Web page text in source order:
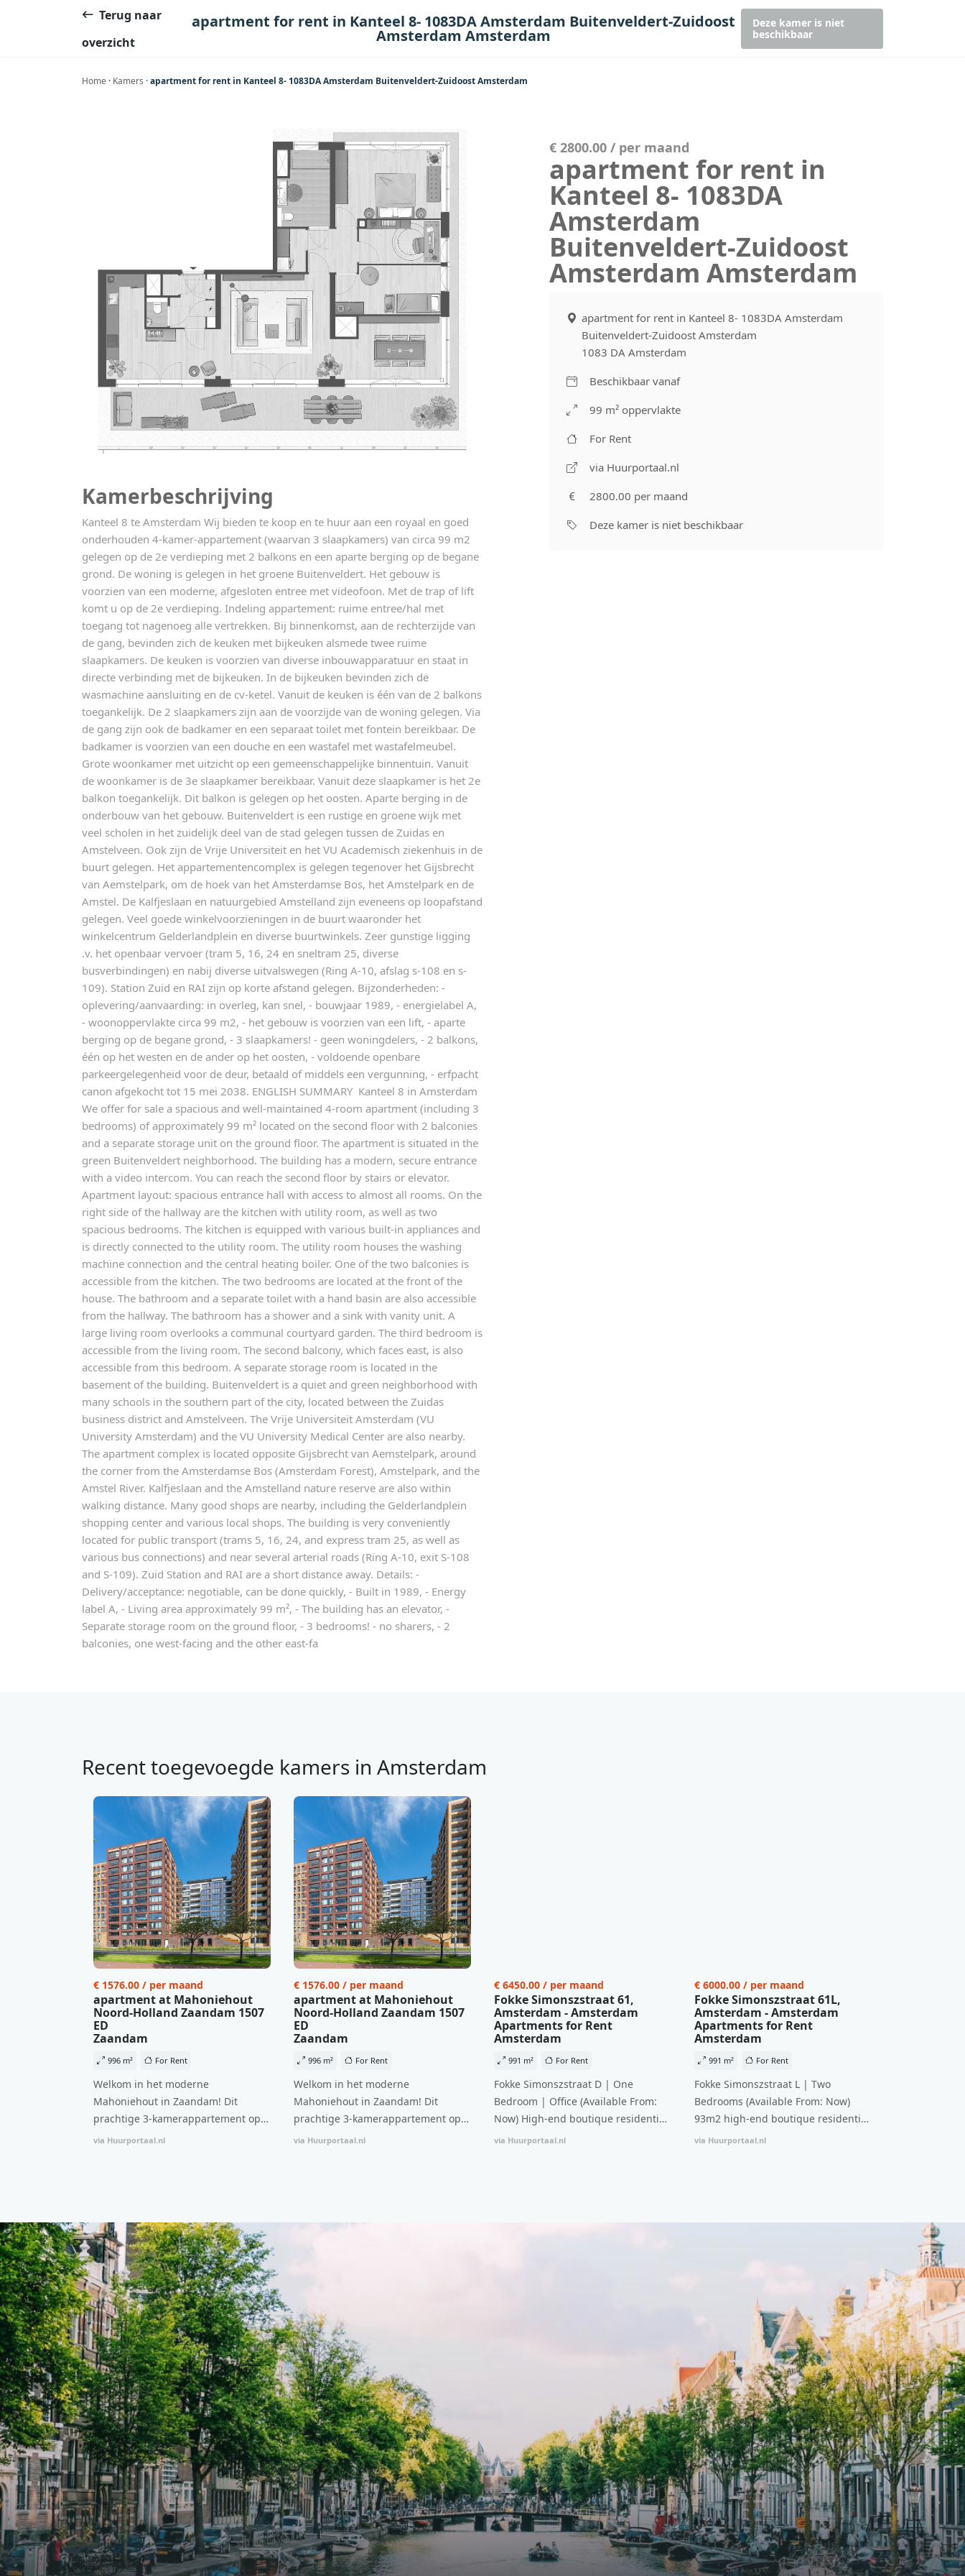
Terug naar
overzicht
apartment for rent in Kanteel 8- 1083DA Amsterdam Buitenveldert-Zuidoost
Amsterdam Amsterdam
Deze kamer is niet
beschikbaar
Home · Kamers ·apartment for rent in Kanteel 8- 1083DA Amsterdam Buitenveldert-Zuidoost Amsterdam
Kamerbeschrijving
Kanteel 8 te Amsterdam Wij bieden te koop en te huur aan een royaal en goed
onderhouden 4-kamer-appartement (waarvan 3 slaapkamers) van circa 99 m2
gelegen op de 2e verdieping met 2 balkons en een aparte berging op de begane
grond. De woning is gelegen in het groene Buitenveldert. Het gebouw is
voorzien van een moderne, afgesloten entree met videofoon. Met de trap of lift
komt u op de 2e verdieping. Indeling appartement: ruime entree/hal met
toegang tot nagenoeg alle vertrekken. Bij binnenkomst, aan de rechterzijde van
de gang, bevinden zich de keuken met bijkeuken alsmede twee ruime
slaapkamers. De keuken is voorzien van diverse inbouwapparatuur en staat in
directe verbinding met de bijkeuken. In de bijkeuken bevinden zich de
wasmachine aansluiting en de cv-ketel. Vanuit de keuken is één van de 2 balkons
toegankelijk. De 2 slaapkamers zijn aan de voorzijde van de woning gelegen. Via
de gang zijn ook de badkamer en een separaat toilet met fontein bereikbaar. De
badkamer is voorzien van een douche en een wastafel met wastafelmeubel.
Grote woonkamer met uitzicht op een gemeenschappelijke binnentuin. Vanuit
de woonkamer is de 3e slaapkamer bereikbaar. Vanuit deze slaapkamer is het 2e
balkon toegankelijk. Dit balkon is gelegen op het oosten. Aparte berging in de
onderbouw van het gebouw. Buitenveldert is een rustige en groene wijk met
veel scholen in het zuidelijk deel van de stad gelegen tussen de Zuidas en
Amstelveen. Ook zijn de Vrije Universiteit en het VU Academisch ziekenhuis in de
buurt gelegen. Het appartementencomplex is gelegen tegenover het Gijsbrecht
van Aemstelpark, om de hoek van het Amsterdamse Bos, het Amstelpark en de
Amstel. De Kalfjeslaan en natuurgebied Amstelland zijn eveneens op loopafstand
gelegen. Veel goede winkelvoorzieningen in de buurt waaronder het
winkelcentrum Gelderlandplein en diverse buurtwinkels. Zeer gunstige ligging
.v. het openbaar vervoer (tram 5, 16, 24 en sneltram 25, diverse
busverbindingen) en nabij diverse uitvalswegen (Ring A-10, afslag s-108 en s-
109). Station Zuid en RAI zijn op korte afstand gelegen. Bijzonderheden: -
oplevering/aanvaarding: in overleg, kan snel, - bouwjaar 1989, - energielabel A,
- woonoppervlakte circa 99 m2, - het gebouw is voorzien van een lift, - aparte
berging op de begane grond, - 3 slaapkamers! - geen woningdelers, - 2 balkons,
één op het westen en de ander op het oosten, - voldoende openbare
parkeergelegenheid voor de deur, betaald of middels een vergunning, - erfpacht
canon afgekocht tot 15 mei 2038. ENGLISH SUMMARY Kanteel 8 in Amsterdam
We offer for sale a spacious and well-maintained 4-room apartment (including 3
bedrooms) of approximately 99 m² located on the second floor with 2 balconies
and a separate storage unit on the ground floor. The apartment is situated in the
green Buitenveldert neighborhood. The building has a modern, secure entrance
with a video intercom. You can reach the second floor by stairs or elevator.
Apartment layout: spacious entrance hall with access to almost all rooms. On the
right side of the hallway are the kitchen with utility room, as well as two
spacious bedrooms. The kitchen is equipped with various built-in appliances and
is directly connected to the utility room. The utility room houses the washing
machine connection and the central heating boiler. One of the two balconies is
accessible from the kitchen. The two bedrooms are located at the front of the
house. The bathroom and a separate toilet with a hand basin are also accessible
from the hallway. The bathroom has a shower and a sink with vanity unit. A
large living room overlooks a communal courtyard garden. The third bedroom is
accessible from the living room. The second balcony, which faces east, is also
accessible from this bedroom. A separate storage room is located in the
basement of the building. Buitenveldert is a quiet and green neighborhood with
many schools in the southern part of the city, located between the Zuidas
business district and Amstelveen. The Vrije Universiteit Amsterdam (VU
University Amsterdam) and the VU University Medical Center are also nearby.
The apartment complex is located opposite Gijsbrecht van Aemstelpark, around
the corner from the Amsterdamse Bos (Amsterdam Forest), Amstelpark, and the
Amstel River. Kalfjeslaan and the Amstelland nature reserve are also within
walking distance. Many good shops are nearby, including the Gelderlandplein
shopping center and various local shops. The building is very conveniently
located for public transport (trams 5, 16, 24, and express tram 25, as well as
various bus connections) and near several arterial roads (Ring A-10, exit S-108
and S-109). Zuid Station and RAI are a short distance away. Details: -
Delivery/acceptance: negotiable, can be done quickly, - Built in 1989, - Energy
label A, - Living area approximately 99 m², - The building has an elevator, -
Separate storage room on the ground floor, - 3 bedrooms! - no sharers, - 2
balconies, one west-facing and the other east-fa
€ 2800.00 / per maand
apartment for rent in
Kanteel 8- 1083DA
Amsterdam
Buitenveldert-Zuidoost
Amsterdam Amsterdam
apartment for rent in Kanteel 8- 1083DA Amsterdam
Buitenveldert-Zuidoost Amsterdam
1083 DA Amsterdam
Beschikbaar vanaf
99 m² oppervlakte
For Rent
via Huurportaal.nl
2800.00 per maand
Deze kamer is niet beschikbaar
Recent toegevoegde kamers in Amsterdam
€ 1576.00 / per maand
apartment at Mahoniehout
Noord-Holland Zaandam 1507
ED
Zaandam
996 m² For Rent
Welkom in het moderne
Mahoniehout in Zaandam! Dit
prachtige 3-kamerappartement op
de 6e verdieping biedt een ideale
van €107,50 per maand is dit een
geweldige kans voor professionals
die op zoek zijn naar een woning die
direct beschikbaar is vanaf 1 april
2026. Bij binnenkomst word je
verwelkomd in een ruime
woonkamer met open keuken,
samen goed voor 44 m² aan
leefruimte. De lichte woonkamer
biedt genoeg ruimte voor een
gezellige zithoek én een stijlvolle
eethoek. De keuken is van alle
gemakken voorzien, perfect voor het
bereiden van heerlijke maaltijden.
Vanuit de woonkamer stap je zo het
balkon op, waar je kunt genieten
van een prachtig uitzicht en een
moment van rust. De woning
beschikt over twee comfortabele
slaapkamers van respectievelijk 12,1
m² en 8 m². Beide kamers bieden tal
via Huurportaal.nl
€ 1576.00 / per maand
apartment at Mahoniehout
Noord-Holland Zaandam 1507
ED
Zaandam
996 m² For Rent
Welkom in het moderne
Mahoniehout in Zaandam! Dit
prachtige 3-kamerappartement op
de 6e verdieping biedt een ideale
van €107,50 per maand is dit een
woonkamer met open keuken,
samen goed voor 44 m² aan
leefruimte. De lichte woonkamer
biedt genoeg ruimte voor een
gezellige zithoek én een stijlvolle
eethoek. De keuken is van alle
gemakken voorzien, perfect voor het
bereiden van heerlijke maaltijden.
Vanuit de woonkamer stap je zo het
balkon op, waar je kunt genieten
van een prachtig uitzicht en een
moment van rust. De woning
beschikt over twee comfortabele
slaapkamers van respectievelijk 12,1
m² en 8 m². Beide kamers bieden tal
via Huurportaal.nl
€ 6450.00 / per maand
Fokke Simonszstraat 61,
Amsterdam - Amsterdam
Apartments for Rent
Amsterdam
991 m² For Rent
Fokke Simonszstraat D | One
Bedroom | Office (Available From:
Now) High-end boutique residential
complex in De Pijp feautring an
storage and secure bicycle parking
with an elegant lobby with an
elevator and green communal
spaces.The building incorporates
solar panels to generate energy
supply. The windows have solar
control glazing, and the apartments
have climate control driven by a
thermal energy storage system.
Underfloor heating and cooling
via Huurportaal.nl
€ 6000.00 / per maand
Fokke Simonszstraat 61L,
Amsterdam - Amsterdam
Apartments for Rent
Amsterdam
991 m² For Rent
Fokke Simonszstraat L | Two
Bedrooms (Available From: Now)
93m2 high-end boutique residential
complex in De Pijp feautring an
93m2, ready-to-live, contemporary
spaces.The building incorporates
solar panels to generate energy
supply. The windows have solar
control glazing, and the apartments
have climate control driven by a
thermal energy storage system.
Underfloor heating and cooling
contribute to a healthy indoor
environment. The atriums' seasonal
green walls provide natural summer
cooling, improved air quality and
acoustics, and are specially
designed to attract native birds and
butterflies.The bright residence
features an efficient and functional
open floor plan, a unique custom
via Huurportaal.nl